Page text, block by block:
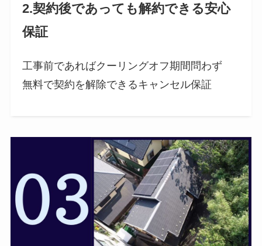
2.契約後であっても解約できる安心
保証
工事前であればクーリングオフ期間問わず
無料で契約を解除できるキャンセル保証